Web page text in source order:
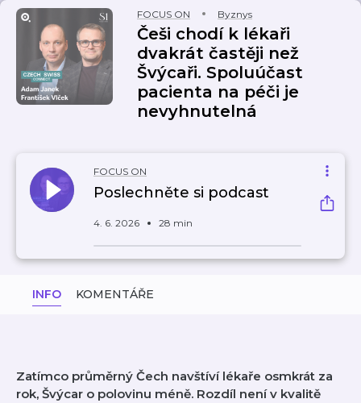
FOCUS ON Byznys
Češi chodí k lékaři
dvakrát častěji než
Švýcaři. Spoluúčast
pacienta na péči je
nevyhnutelná
FOCUS ON
Poslechněte si podcast
4. 6. 2026 28 min
INFO KOMENTÁŘE
Zatímco průměrný Čech navštíví lékaře osmkrát za
rok, Švýcar o polovinu méně. Rozdíl není v kvalitě